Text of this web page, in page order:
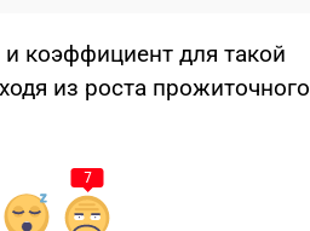
и коэффициент для такой
из роста прожиточного
7